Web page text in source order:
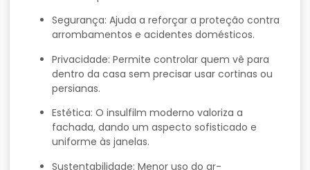
Segurança: Ajuda a reforçar a proteção contra
arrombamentos e acidentes domésticos.
Privacidade: Permite controlar quem vê para
dentro da casa sem precisar usar cortinas ou
persianas.
Estética: O insulfilm moderno valoriza a
fachada, dando um aspecto sofisticado e
uniforme às janelas.
Sustentabilidade: Menor uso do ar-